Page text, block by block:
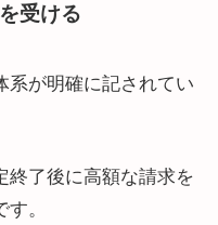
受ける
系が明確に記されてい
終了後に高額な請求を
。